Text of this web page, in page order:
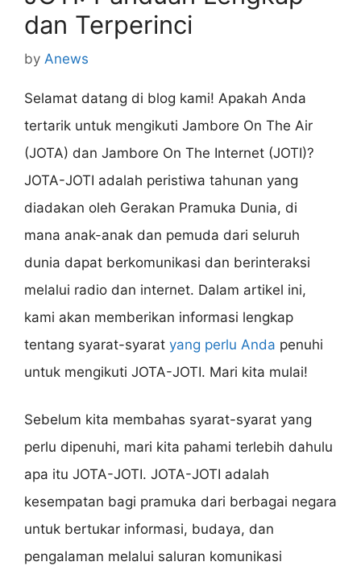
dan Terperinci
by Anews
Selamat datang di blog kami! Apakah Anda
tertarik untuk mengikuti Jambore On The Air
(JOTA) dan Jambore On The Internet (JOTI)?
JOTA-JOTI adalah peristiwa tahunan yang
diadakan oleh Gerakan Pramuka Dunia, di
mana anak-anak dan pemuda dari seluruh
dunia dapat berkomunikasi dan berinteraksi
melalui radio dan internet. Dalam artikel ini,
kami akan memberikan informasi lengkap
tentang syarat-syarat yang perlu Anda penuhi
untuk mengikuti JOTA-JOTI. Mari kita mulai!
Sebelum kita membahas syarat-syarat yang
perlu dipenuhi, mari kita pahami terlebih dahulu
apa itu JOTA-JOTI. JOTA-JOTI adalah
kesempatan bagi pramuka dari berbagai negara
untuk bertukar informasi, budaya, dan
pengalaman melalui saluran komunikasi